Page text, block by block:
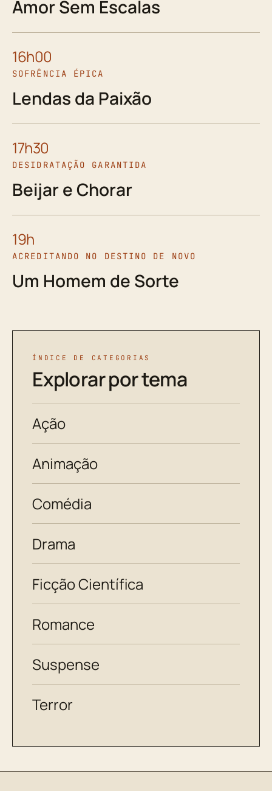
Amor Sem Escalas
16h00
SOFRÊNCIA ÉPICA
Lendas da Paixão
17h30
DESIDRATAÇÃO GARANTIDA
Beijar e Chorar
19h
ACREDITANDO NO DESTINO DE NOVO
Um Homem de Sorte
ÍNDICE DE CATEGORIAS
Explorar por tema
Ação
Animação
Comédia
Drama
Ficção Científica
Romance
Suspense
Terror